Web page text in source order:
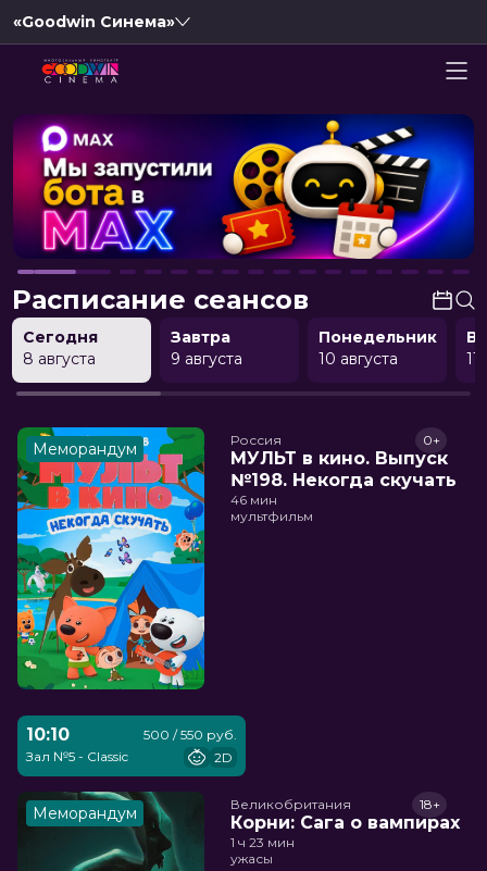
«Goodwin Синема»
Расписание сеансов
Сегодня
8 августа
Завтра
9 августа
Понедельник
10 августа
11
Меморандум Россия
МУЛЬТ в кино. Выпуск
№198. Некогда скучать
0+
46 мин
мультфильм
10:10
Зал №5 - Classic
500 / 550 руб.
2D
Меморандум Великобритания
Корни: Сага о вампирах
18+
1 ч 23 мин
ужасы